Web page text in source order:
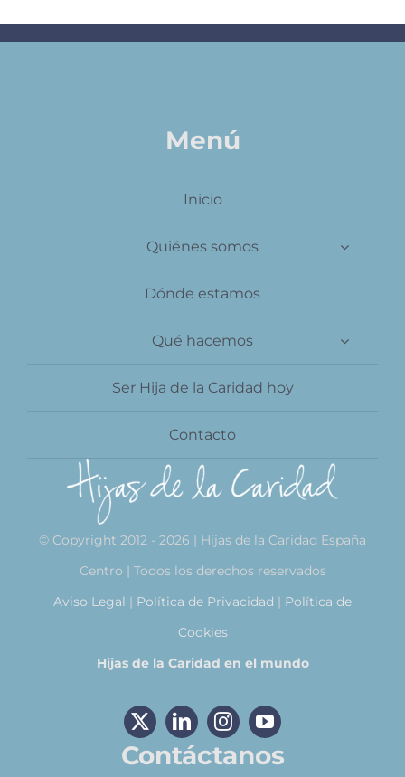
Menú
Inicio
Quiénes somos
Dónde estamos
Qué hacemos
Ser Hija de la Caridad hoy
Contacto
© Copyright 2012 - 2026 | Hijas de la Caridad España
Centro | Todos los derechos reservados
Aviso Legal | Política de Privacidad | Política de
Cookies
Hijas de la Caridad en el mundo
Contáctanos